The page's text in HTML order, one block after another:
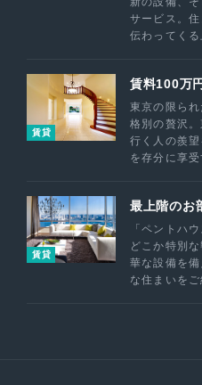
サービス。
伝わってくる
賃貸
賃料100万
東京の限ら
格別の贅沢
行く人の羨
を存分に享受
賃貸
最上階のお
「ペントハ
どこか特別
華な設備を
な住まいをご